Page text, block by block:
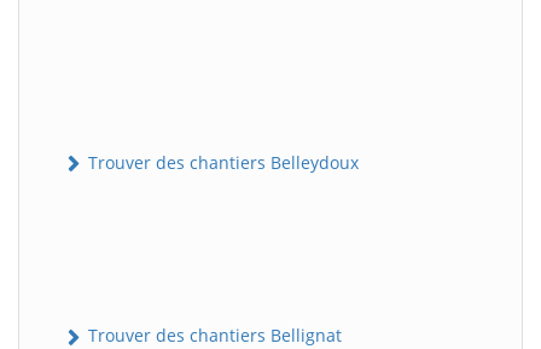
Trouver des chantiers Belleydoux
Trouver des chantiers Bellignat